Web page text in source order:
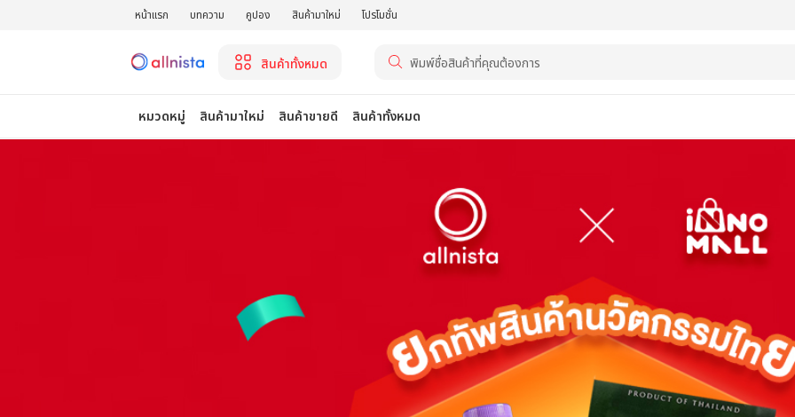
หน้าแรก บทความ คูปอง สินค้ามาใหม่ โปรโมชั่น
สินค้าทั้งหมด
หมวดหมู่ สินค้ามาใหม่ สินค้าขายดี สินค้าทั้งหมด